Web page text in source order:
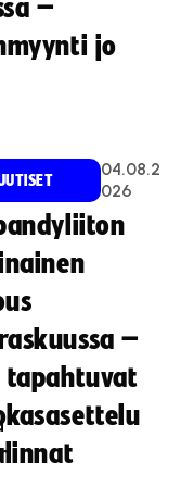
–
jo
04.08.2
026
–
tapahtuvat